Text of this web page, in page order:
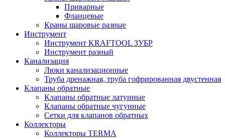
Приварные
Фланцевые
Краны шаровые разные
Инструмент
Инструмент KRAFTOOL ЗУБР
Инструмент разный
Канализация
Люки канализационные
Труба дренажная, труба гофрированная двустенная
Клапаны обратные
Клапаны обратные латунные
Клапаны обратные чугунные
Сетки для клапанов обратных
Коллекторы
Коллекторы TERMA